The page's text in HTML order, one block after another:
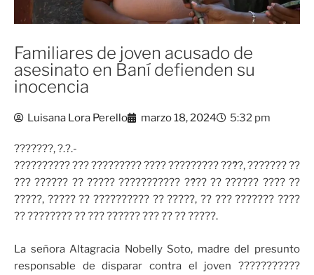
Familiares de joven acusado de
asesinato en Baní defienden su
inocencia
Luisana Lora Perello marzo 18, 2024 5:32 pm
???????, ?.?.-
?????????? ??? ????????? ???? ????????? ???̃?, ??????? ??
??? ?????? ?? ????? ??????????? ??́?? ?? ?????? ???? ??
?????, ????? ?? ?????????? ?? ?????, ?? ??? ??????? ????
?? ???????? ?? ??? ?????? ??? ?? ?? ?????.
La señora Altagracia Nobelly Soto, madre del presunto
responsable de disparar contra el joven ???????????